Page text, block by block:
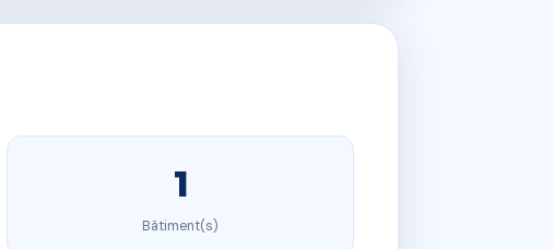
1
Bâtiment(s)